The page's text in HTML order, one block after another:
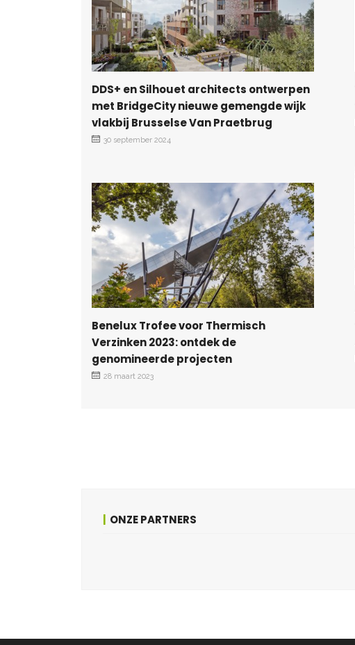
DDS+ en Silhouet architects ontwerpen
met BridgeCity nieuwe gemengde wijk
vlakbij Brusselse Van Praetbrug
30 september 2024
Benelux Trofee voor Thermisch
Verzinken 2023: ontdek de
genomineerde projecten
28 maart 2023
ONZE PARTNERS